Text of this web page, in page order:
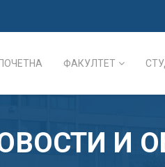
ФАКУЛТЕТ
И